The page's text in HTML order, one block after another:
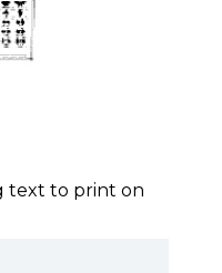
text to print on